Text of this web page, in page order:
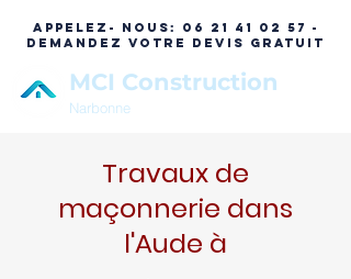
APPELEZ- NOUS:
06 21 41 02 57 -
DEMANDEZ VOTRE DEVIS GRATUIT
MCI Construction
Narbonne
Travaux de
maçonnerie dans
l'Aude à